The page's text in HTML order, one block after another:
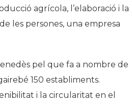
agrícola, l’elaboració i la
les persones, una empresa
pel que fa a nombre de
150 establiments.
i la circularitat en el